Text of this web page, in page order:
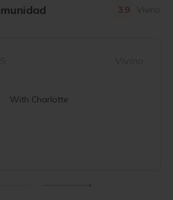
3.9 Vivino
With Charlotte